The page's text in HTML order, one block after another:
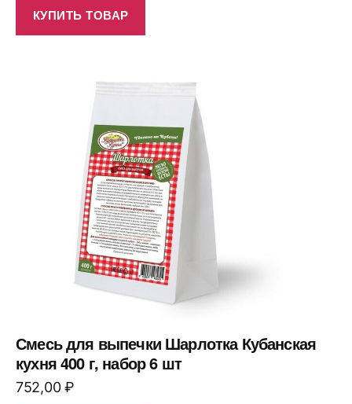
КУПИТЬ ТОВАР
Смесь для выпечки Шарлотка Кубанская
кухня 400 г, набор 6 шт
752,00₽